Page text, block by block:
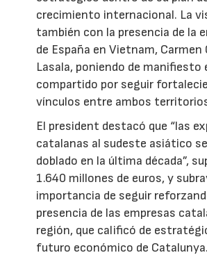
crecimiento internacional. La
también con la presencia de la
de España en Vietnam, Carmen
Lasala, poniendo de manifiesto
compartido por seguir
vínculos entre ambos
El president destacó que “las
catalanas al sudeste asiático
doblado en la última década”,
1.640 millones de euros, y
importancia de seguir
presencia de las empresas
región, que calificó de
futuro económico de Catalunya.